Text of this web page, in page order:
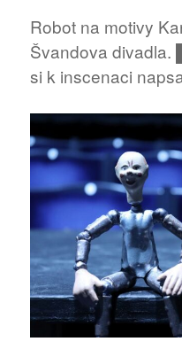
Robot na motivy
Švandova divadla.
si k inscenaci